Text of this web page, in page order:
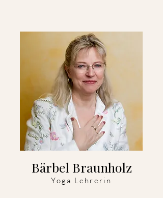
Bärbel Braunholz
Yoga Lehrerin